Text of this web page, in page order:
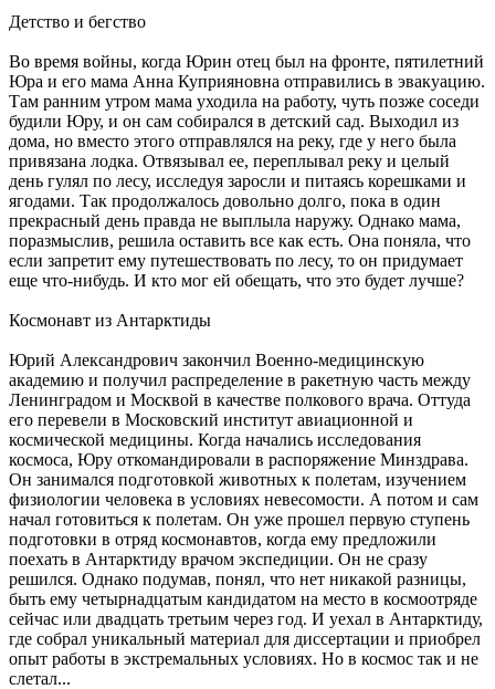
Детство и бегство
Во время войны, когда Юрин отец был на фронте, пятилетний
Юра и его мама Анна Куприяновна отправились в эвакуацию.
Там ранним утром мама уходила на работу, чуть позже соседи
будили Юру, и он сам собирался в детский сад. Выходил из
дома, но вместо этого отправлялся на реку, где у него была
привязана лодка. Отвязывал ее, переплывал реку и целый
день гулял по лесу, исследуя заросли и питаясь корешками и
ягодами. Так продолжалось довольно долго, пока в один
прекрасный день правда не выплыла наружу. Однако мама,
поразмыслив, решила оставить все как есть. Она поняла, что
если запретит ему путешествовать по лесу, то он придумает
еще что-нибудь. И кто мог ей обещать, что это будет лучше?
Космонавт из Антарктиды
Юрий Александрович закончил Военно-медицинскую
академию и получил распределение в ракетную часть между
Ленинградом и Москвой в качестве полкового врача. Оттуда
его перевели в Московский институт авиационной и
космической медицины. Когда начались исследования
космоса, Юру откомандировали в распоряжение Минздрава.
Он занимался подготовкой животных к полетам, изучением
физиологии человека в условиях невесомости. А потом и сам
начал готовиться к полетам. Он уже прошел первую ступень
подготовки в отряд космонавтов, когда ему предложили
поехать в Антарктиду врачом экспедиции. Он не сразу
решился. Однако подумав, понял, что нет никакой разницы,
быть ему четырнадцатым кандидатом на место в космоотряде
сейчас или двадцать третьим через год. И уехал в Антарктиду,
где собрал уникальный материал для диссертации и приобрел
опыт работы в экстремальных условиях. Но в космос так и не
слетал...